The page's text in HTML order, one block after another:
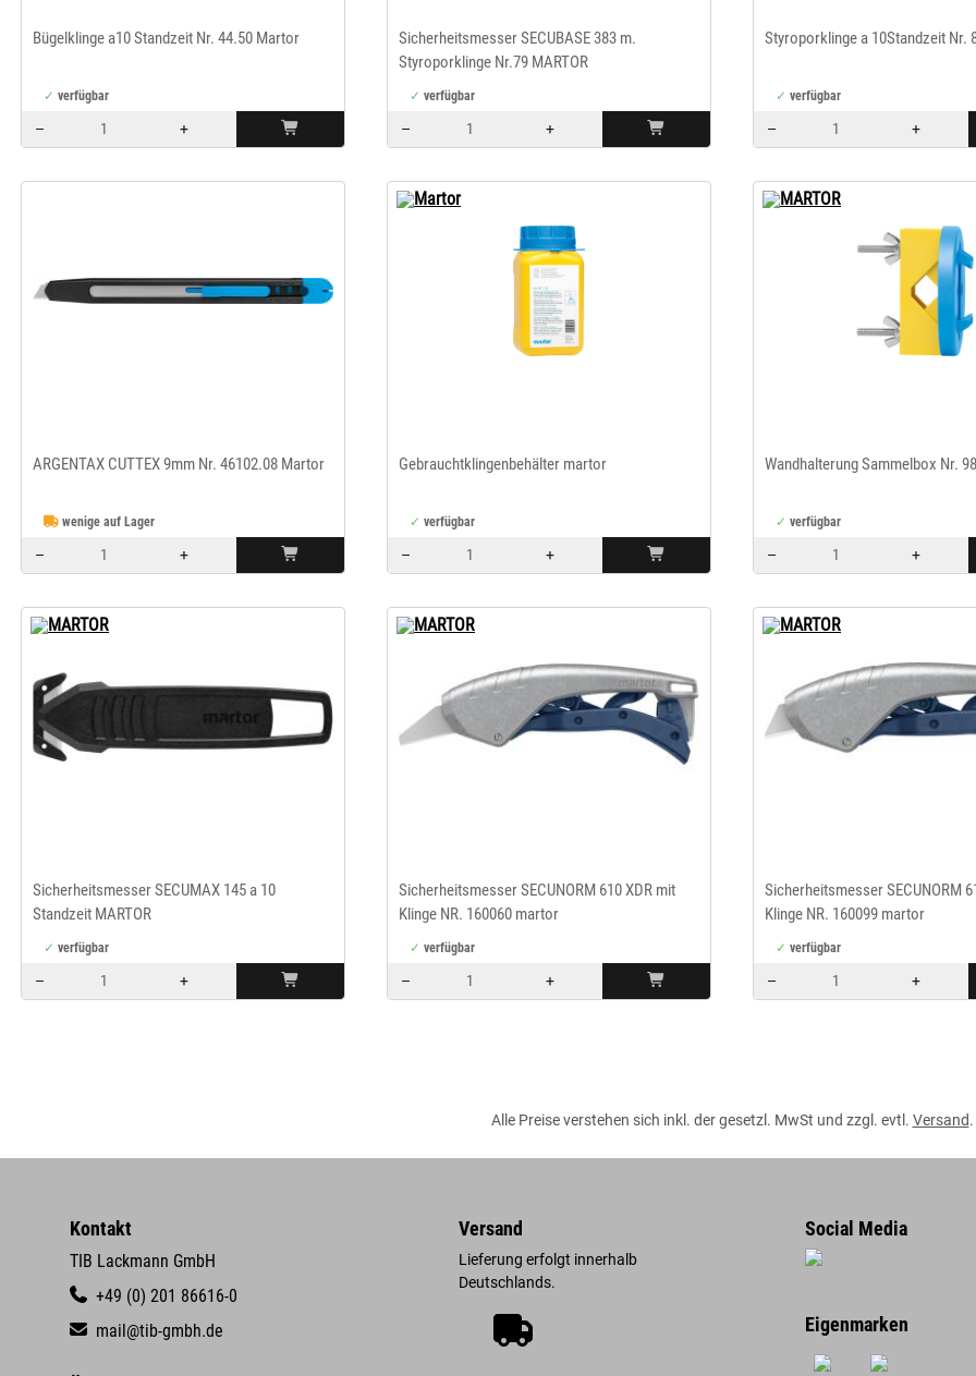
Bügelklinge a10 Standzeit Nr. 44.50 Martor
verfügbar
–
+
Sicherheitsmesser SECUBASE 383 m.
Styroporklinge Nr.79 MARTOR
verfügbar
–
+
Styroporklinge a 10Standzeit Nr.
verfügbar
–
+
ARGENTAX CUTTEX 9mm Nr. 46102.08 Martor
wenige auf Lager
–
+
Gebrauchtklingenbehälter martor
verfügbar
–
+
Wandhalterung Sammelbox Nr.
verfügbar
–
+
Sicherheitsmesser SECUMAX 145 a 10
Standzeit MARTOR
verfügbar
–
+
Sicherheitsmesser SECUNORM 610 XDR mit
Klinge NR. 160060 martor
verfügbar
–
+
Sicherheitsmesser SECUNORM
Klinge NR. 160099 martor
verfügbar
–
+
Alle Preise verstehen sich inkl. der gesetzl. MwSt und zzgl. evtl. Versand.
Kontakt
TIB Lackmann GmbH
+49 (0) 201 86616-0
mail@tib-gmbh.de
Versand
Lieferung erfolgt innerhalb
Deutschlands.
Social Media
Eigenmarken